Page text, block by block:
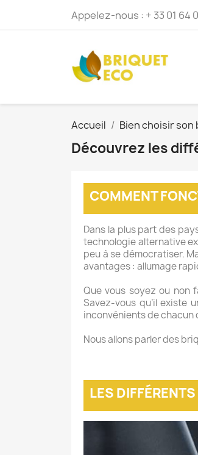
Appelez-nous : + 33 01 64
Accueil Bien choisir son
Découvrez les
COMMENT
Dans la plus part des
technologie alternative
peu à se démocratiser.
avantages : allumage
Que vous soyez ou non
Savez-vous qu’il existe
inconvénients de chacun
Nous allons parler des
LES